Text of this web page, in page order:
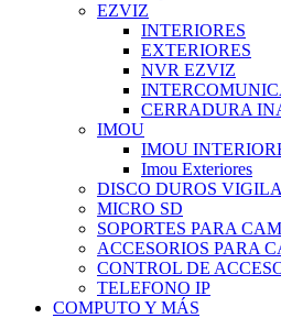
EZVIZ
INTERIORES
EXTERIORES
NVR EZVIZ
CERRADURA
IMOU
IMOU
Imou Exteriores
DISCO DUROS
MICRO SD
SOPORTES PARA
ACCESORIOS PARA
CONTROL DE
TELEFONO IP
COMPUTO Y MÁS